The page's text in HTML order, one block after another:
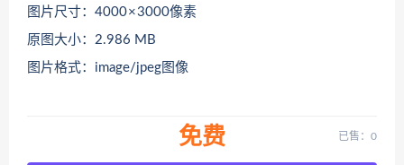
图片尺寸：4000 × 3000像素
原图大小：2.986 MB
图片格式：image/jpeg图像
免费 已售：0